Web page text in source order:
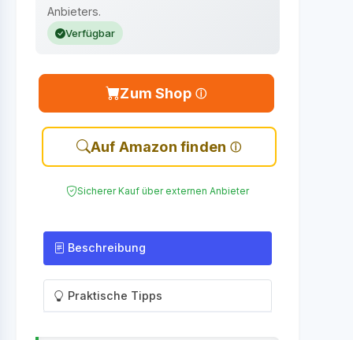
Anbieters.
Verfügbar
Zum Shop
Auf Amazon finden
Sicherer Kauf über externen Anbieter
Beschreibung
Praktische Tipps